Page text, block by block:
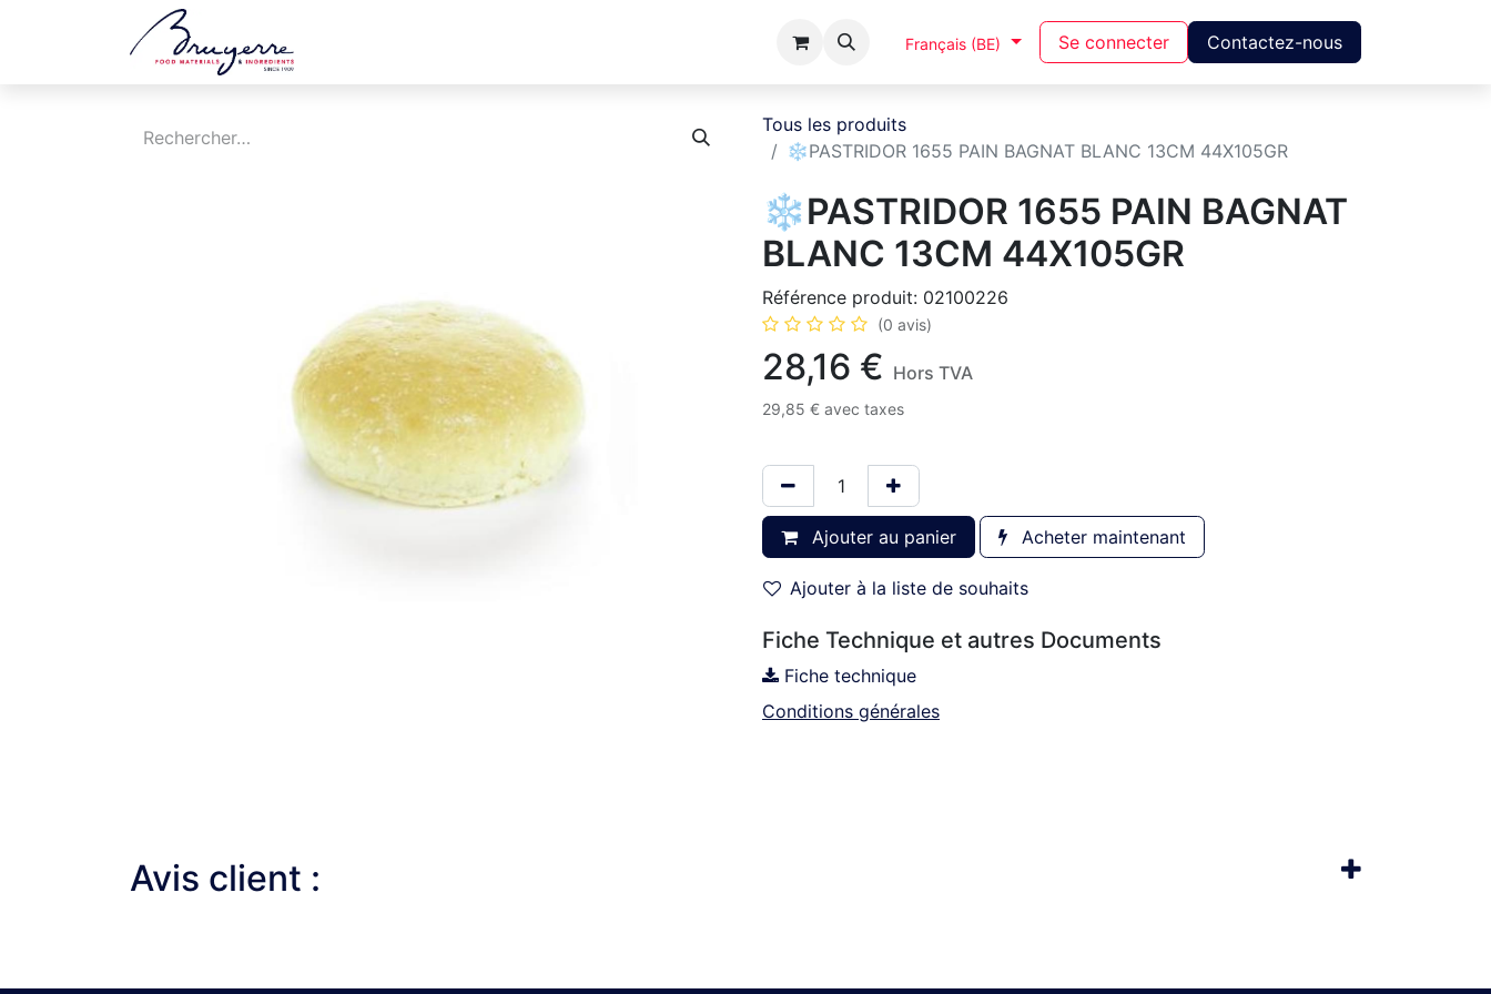
A Propos Français (BE) Se connecter Contactez-nous
Tous les produits
❄️PASTRIDOR 1655 PAIN BAGNAT BLANC 13CM 44X105GR
❄️PASTRIDOR 1655 PAIN BAGNAT
BLANC 13CM 44X105GR
Référence produit: 02100226
(0 avis)
28,16 € Hors TVA
29,85 € avec taxes
Ajouter au panier Acheter maintenant
Ajouter à la liste de souhaits
Fiche Technique et autres Documents
Fiche technique
Conditions générales
Avis client :